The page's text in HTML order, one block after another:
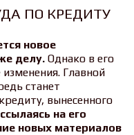
ПО КРЕДИТУ
новое
делу.Однако в его
Главной
станет
вынесенного
на его
новых материалов